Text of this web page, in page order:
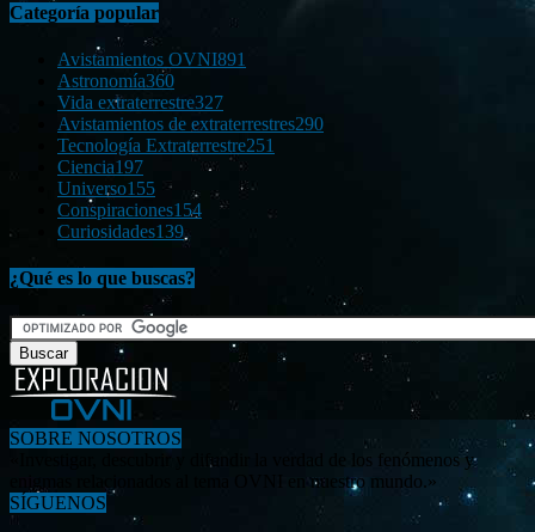
Categoría popular
Avistamientos OVNI891
Astronomía360
Vida extraterrestre327
Avistamientos de extraterrestres290
Tecnología Extraterrestre251
Ciencia197
Universo155
Conspiraciones154
Curiosidades139
¿Qué es lo que buscas?
SOBRE NOSOTROS
«Investigar, descubrir y difundir la verdad de los fenómenos y
enigmas relacionados al tema OVNI en nuestro mundo.»
SÍGUENOS